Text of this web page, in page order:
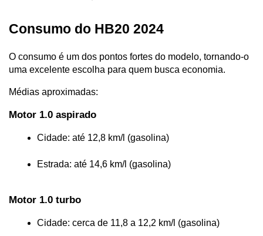
Consumo do HB20 2024
O consumo é um dos pontos fortes do modelo, tornando-o
uma excelente escolha para quem busca economia.
Médias aproximadas:
Motor 1.0 aspirado
Cidade: até 12,8 km/l (gasolina)
Estrada: até 14,6 km/l (gasolina)
Motor 1.0 turbo
Cidade: cerca de 11,8 a 12,2 km/l (gasolina)